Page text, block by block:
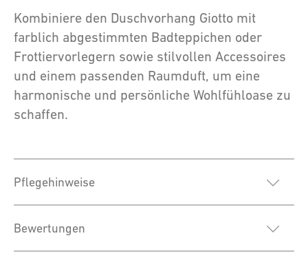
Kombiniere den Duschvorhang Giotto mit
farblich abgestimmten Badteppichen oder
Frottiervorlegern sowie stilvollen Accessoires
und einem passenden Raumduft, um eine
harmonische und persönliche Wohlfühloase zu
schaffen.
Pflegehinweise
Bewertungen